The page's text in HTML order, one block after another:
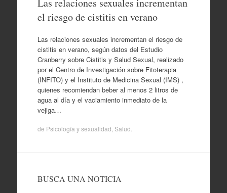
Las relaciones sexuales incrementan
el riesgo de cistitis en verano
Las relaciones sexuales incrementan el riesgo de
cistitis en verano, según datos del Estudio
Cranberry sobre Cistitis y Salud Sexual, realizado
por el Centro de Investigación sobre Fitoterapia
(INFITO) y el Instituto de Medicina Sexual (IMS) ,
quienes recomiendan beber al menos 2 litros de
agua al día y el vaciamiento inmediato de la
vejiga…
de Psicología y sexualidad Salud
BUSCA UNA NOTICIA